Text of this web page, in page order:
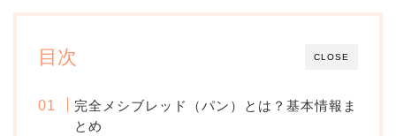
CLOSE
目次
完全メシブレッド（パン）とは？基本情報ま
とめ